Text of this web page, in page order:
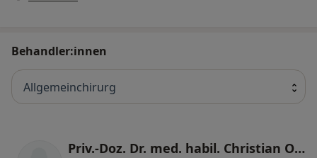
Behandler:innen
Allgemeinchirurg
Priv.-Doz. Dr. med. habil. Christian Ossendorf